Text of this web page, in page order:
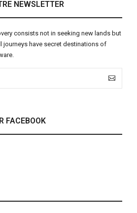
NEWSLETTER
consists not in seeking new lands but
journeys have secret destinations of
FACEBOOK